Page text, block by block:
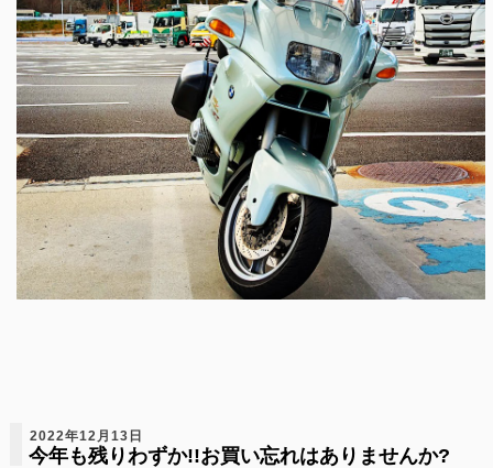
2022年12月13日
今年も残りわずか!!お買い忘れはありませんか?